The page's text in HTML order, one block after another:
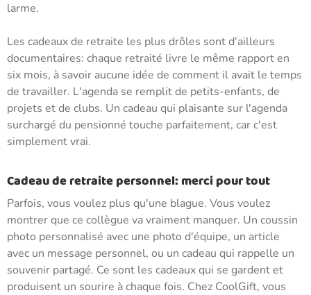
larme.
Les cadeaux de retraite les plus drôles sont d'ailleurs
documentaires: chaque retraité livre le même rapport en
six mois, à savoir aucune idée de comment il avait le temps
de travailler. L'agenda se remplit de petits-enfants, de
projets et de clubs. Un cadeau qui plaisante sur l'agenda
surchargé du pensionné touche parfaitement, car c'est
simplement vrai.
Cadeau de retraite personnel: merci pour tout
Parfois, vous voulez plus qu'une blague. Vous voulez
montrer que ce collègue va vraiment manquer. Un coussin
photo personnalisé avec une photo d'équipe, un article
avec un message personnel, ou un cadeau qui rappelle un
souvenir partagé. Ce sont les cadeaux qui se gardent et
produisent un sourire à chaque fois. Chez CoolGift, vous